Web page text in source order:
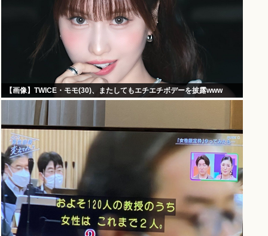
【画像】TWICE・モモ(30)、またしてもエチエチボデーを披露www